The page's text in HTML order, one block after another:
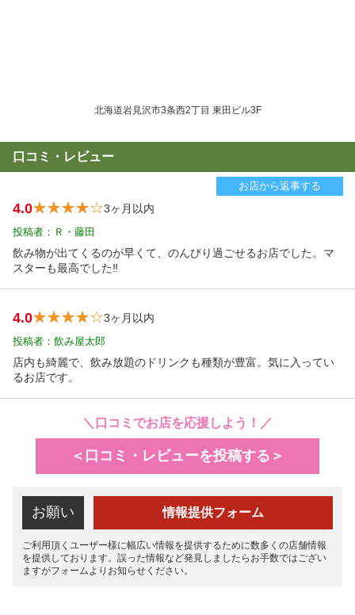
北海道岩見沢市3条西2丁目 東田ビル3F
口コミ・レビュー
お店から返事する
4.0 3ヶ月以内
投稿者：Ｒ・藤田
飲み物が出てくるのが早くて、のんびり過ごせるお店でした。マ
スターも最高でした‼️
4.0 3ヶ月以内
投稿者：飲み屋太郎
店内も綺麗で、飲み放題のドリンクも種類が豊富。気に入ってい
るお店です。
＼口コミでお店を応援しよう！／
＜口コミ・レビューを投稿する＞
お願い
ご利用頂くユーザー様に幅広い情報を提供するために数多くの店舗情報
を提供しております。誤った情報など発見しましたらお手数ではござい
ますがフォームよりお知らせください。
情報提供フォーム